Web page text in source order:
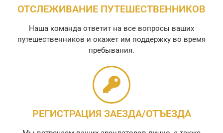
ОТСЛЕЖИВАНИЕ ПУТЕШЕСТВЕННИКОВ
Наша команда ответит на все вопросы ваших
путешественников и окажет им поддержку во время
пребывания.
РЕГИСТРАЦИЯ ЗАЕЗДА/ОТЪЕЗДА